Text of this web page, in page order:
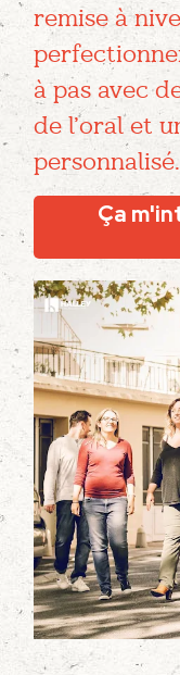
remise à
à pas avec
de l’oral et
personnalisé.
Ça